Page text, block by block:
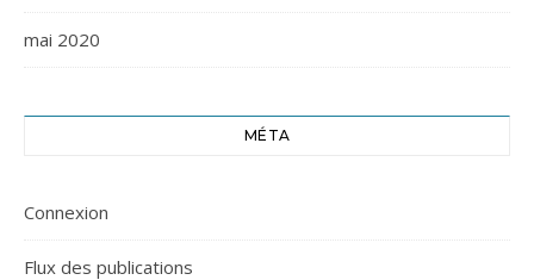
mai 2020
MÉTA
Connexion
Flux des publications